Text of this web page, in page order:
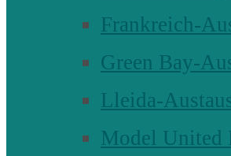
Frankreich-
Green Bay-
Lleida-
Model United